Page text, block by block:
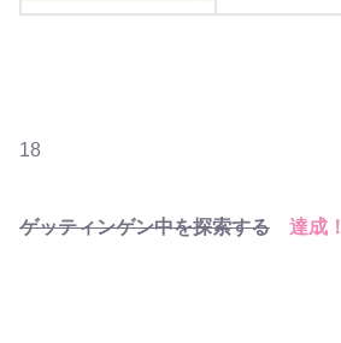
ンの魅力8選
18
ゲッティンゲン中を探索する 達成！